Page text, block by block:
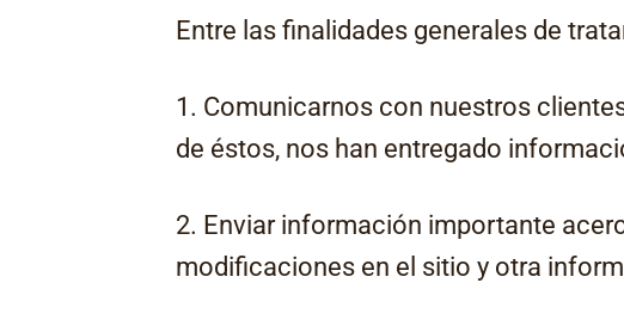
Entre las finalidades generales de
1. Comunicarnos con nuestros
de éstos, nos han entregado
2. Enviar información importante
modificaciones en el sitio y otra